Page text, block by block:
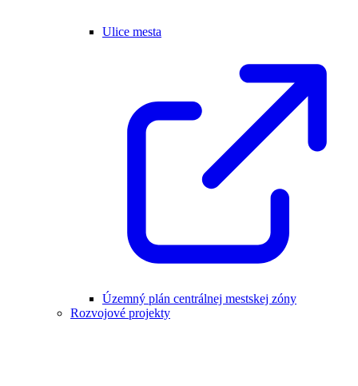
Ulice mesta
Územný plán centrálnej mestskej zóny
Rozvojové projekty